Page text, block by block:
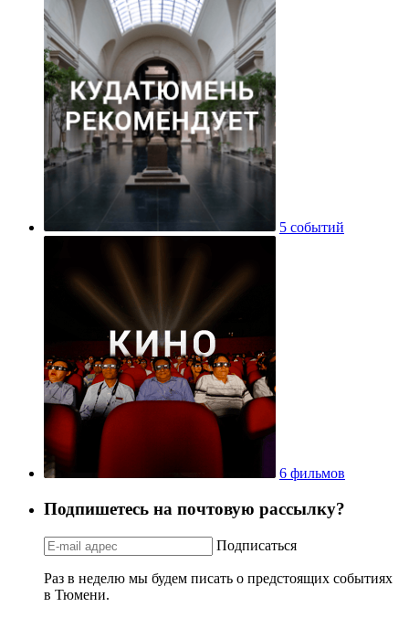
5 событий
6 фильмов
Подпишетесь на почтовую рассылку?
Подписаться
Раз в неделю мы будем писать о предстоящих событиях
в Тюмени.